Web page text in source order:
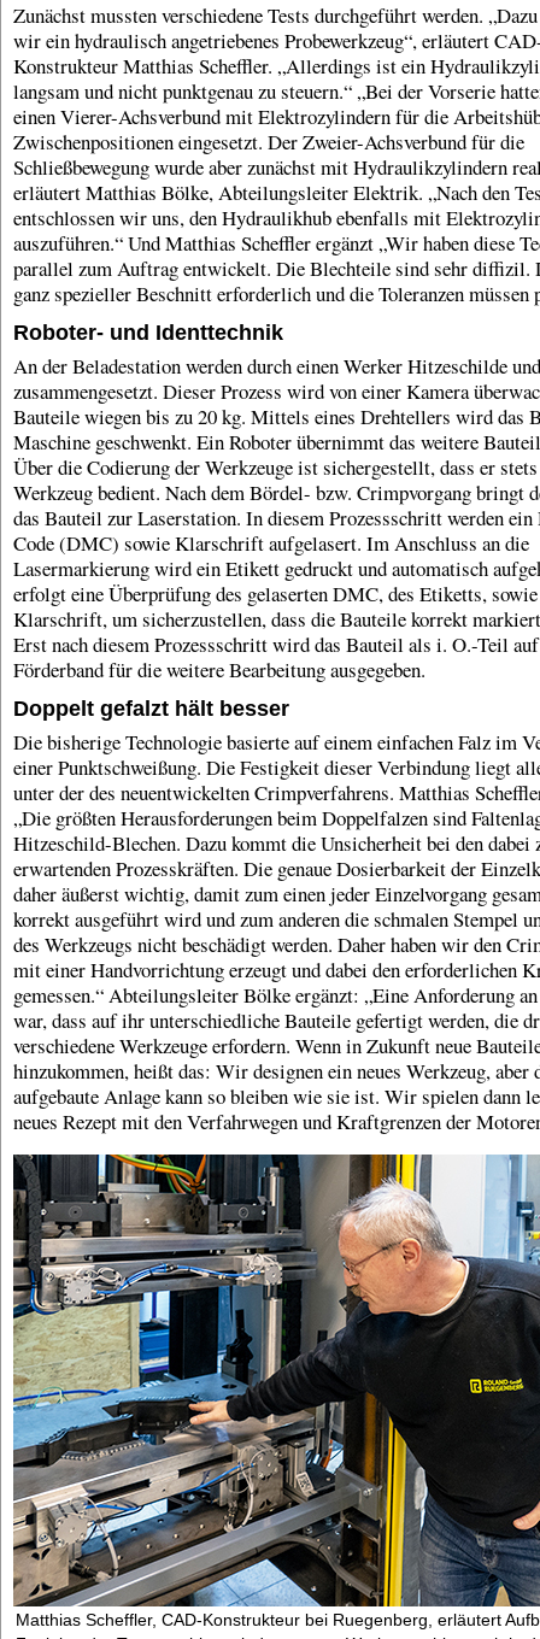
Zunächst mussten verschiedene Tests durchgeführt werden.
wir ein hydraulisch angetriebenes Probewerkzeug“, erläutert
Konstrukteur Matthias Scheffler. „Allerdings ist ein
langsam und nicht punktgenau zu steuern.“ „Bei der Vorserie
einen Vierer-Achsverbund mit Elektrozylindern für die
Zwischenpositionen eingesetzt. Der Zweier-Achsverbund für die
Schließbewegung wurde aber zunächst mit Hydraulikzylindern
erläutert Matthias Bölke, Abteilungsleiter Elektrik. „Nach den
entschlossen wir uns, den Hydraulikhub ebenfalls mit
auszuführen.“ Und Matthias Scheffler ergänzt „Wir haben diese
parallel zum Auftrag entwickelt. Die Blechteile sind sehr diffizil.
ganz spezieller Beschnitt erforderlich und die Toleranzen müssen
Roboter- und Identtechnik
An der Beladestation werden durch einen Werker Hitzeschilde
zusammengesetzt. Dieser Prozess wird von einer Kamera
Bauteile wiegen bis zu 20 kg. Mittels eines Drehtellers wird das
Maschine geschwenkt. Ein Roboter übernimmt das weitere
Über die Codierung der Werkzeuge ist sichergestellt, dass er
Werkzeug bedient. Nach dem Bördel- bzw. Crimpvorgang bringt
das Bauteil zur Laserstation. In diesem Prozessschritt werden
Code (DMC) sowie Klarschrift aufgelasert. Im Anschluss an die
Lasermarkierung wird ein Etikett gedruckt und automatisch
erfolgt eine Überprüfung des gelaserten DMC, des Etiketts,
Klarschrift, um sicherzustellen, dass die Bauteile korrekt
Erst nach diesem Prozessschritt wird das Bauteil als i. O.-Teil
Förderband für die weitere Bearbeitung ausgegeben.
Doppelt gefalzt hält besser
Die bisherige Technologie basierte auf einem einfachen Falz im
einer Punktschweißung. Die Festigkeit dieser Verbindung liegt
unter der des neuentwickelten Crimpverfahrens. Matthias
„Die größten Herausforderungen beim Doppelfalzen sind
Hitzeschild-Blechen. Dazu kommt die Unsicherheit bei den dabei
erwartenden Prozesskräften. Die genaue Dosierbarkeit der
daher äußerst wichtig, damit zum einen jeder Einzelvorgang
korrekt ausgeführt wird und zum anderen die schmalen Stempel
des Werkzeugs nicht beschädigt werden. Daher haben wir den
mit einer Handvorrichtung erzeugt und dabei den erforderlichen
gemessen.“ Abteilungsleiter Bölke ergänzt: „Eine Anforderung
war, dass auf ihr unterschiedliche Bauteile gefertigt werden, die
verschiedene Werkzeuge erfordern. Wenn in Zukunft neue
hinzukommen, heißt das: Wir designen ein neues Werkzeug, aber
aufgebaute Anlage kann so bleiben wie sie ist. Wir spielen dann
neues Rezept mit den Verfahrwegen und Kraftgrenzen der
Matthias Scheffler, CAD-Konstrukteur bei Ruegenberg, erläutert